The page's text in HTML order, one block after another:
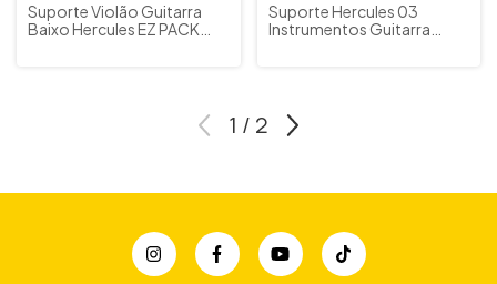
Suporte Violão Guitarra
Baixo Hercules EZ PACK
Suporte Hercules 03
Instrumentos Guitarra
1 / 2